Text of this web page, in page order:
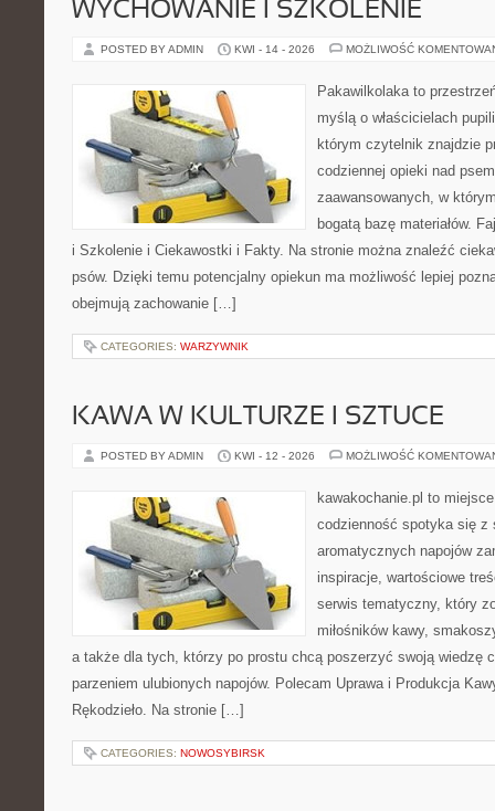
WYCHOWANIE I SZKOLENIE
POSTED BY ADMIN KWI - 14 - 2026 MOŻLIWOŚĆ
Pakawilkolaka to
myślą o właścicielach
którym czytelnik znajdzie
codziennej opieki nad
zaawansowanych, w
bogatą bazę materiałów.
i Szkolenie i Ciekawostki i Fakty. Na stronie można znaleźć
psów. Dzięki temu potencjalny opiekun ma możliwość lepiej
obejmują zachowanie […]
CATEGORIES: WARZYWNIK
KAWA W KULTURZE I SZTUCE
POSTED BY ADMIN KWI - 12 - 2026 MOŻLIWOŚĆ
kawakochanie.pl to
codzienność spotyka się z
aromatycznych napojów
inspiracje, wartościowe
serwis tematyczny, który
miłośników kawy,
a także dla tych, którzy po prostu chcą poszerzyć swoją wiedzę
parzeniem ulubionych napojów. Polecam Uprawa i Produkcja
Rękodzieło. Na stronie […]
CATEGORIES: NOWOSYBIRSK